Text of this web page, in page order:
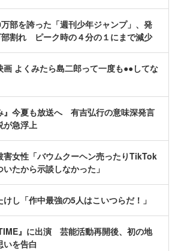
万部を誇った「週刊少年ジャンプ」、発
割れ ピーク時の４分の１にまで減少
画 よくみたら島二郎って一度も●●してな
』今夏も放送へ 有吉弘行の意味深発言
が急浮上
害女性「バウムクーヘン売ったりTikTok
たから示談しなかった」
し「作中最強の5人はこいつらだ！」
』に出演 芸能活動再開後、初の地
いを告白